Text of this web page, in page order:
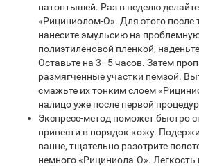
натоптышей. Раз в неделю
«Рициниолом-О». Для этого после
нанесите эмульсию на
полиэтиленовой пленкой,
Оставьте на 3–5 часов. Затем
размягченные участки пемзой.
смажьте их тонким слоем
налицо уже после первой
Экспресс-метод поможет быстро
привести в порядок кожу.
ванне, тщательно разотрите
немного «Рициниола-О». Легкость